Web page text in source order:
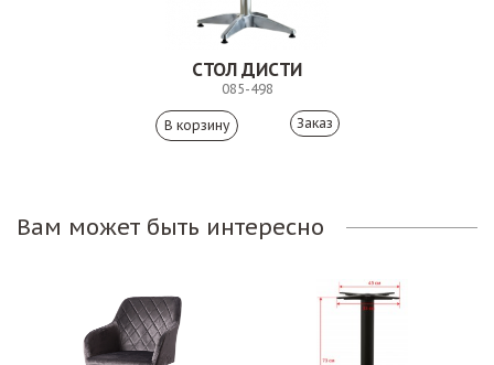
СТОЛ ДИСТИ
085-498
Заказ
Вам может быть интересно